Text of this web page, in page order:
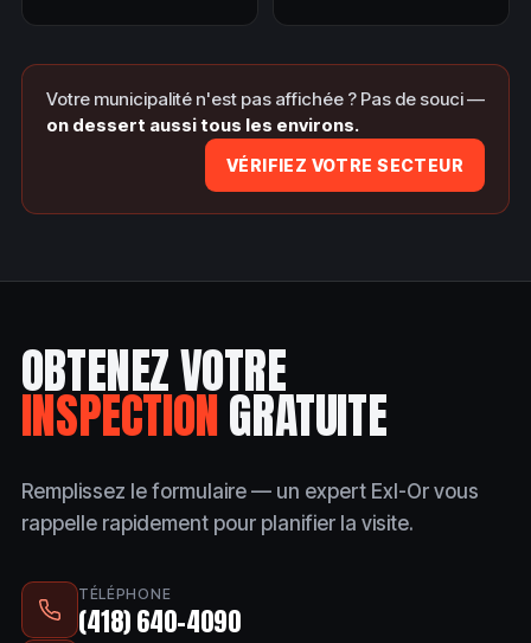
Votre municipalité n'est pas affichée ? Pas de souci —
on dessert aussi tous les environs.
VÉRIFIEZ VOTRE SECTEUR
OBTENEZ VOTRE
INSPECTIONGRATUITE
Remplissez le formulaire — un expert Exl-Or vous
rappelle rapidement pour planifier la visite.
TÉLÉPHONE
(418) 640-4090